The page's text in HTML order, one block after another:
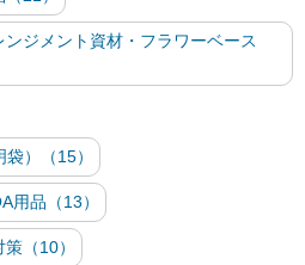
ジメント資材・フラワーベース
）（15）
用品（13）
（10）